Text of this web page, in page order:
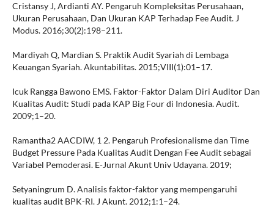
Cristansy J, Ardianti AY. Pengaruh Kompleksitas Perusahaan,
Ukuran Perusahaan, Dan Ukuran KAP Terhadap Fee Audit. J
Modus. 2016;30(2):198–211.
Mardiyah Q, Mardian S. Praktik Audit Syariah di Lembaga
Keuangan Syariah. Akuntabilitas. 2015;VIII(1):01–17.
Icuk Rangga Bawono EMS. Faktor-Faktor Dalam Diri Auditor Dan
Kualitas Audit: Studi pada KAP Big Four di Indonesia. Audit.
2009;1–20.
Ramantha2 AACDIW, 1 2. Pengaruh Profesionalisme dan Time
Budget Pressure Pada Kualitas Audit Dengan Fee Audit sebagai
Variabel Pemoderasi. E-Jurnal Akunt Univ Udayana. 2019;
Setyaningrum D. Analisis faktor-faktor yang mempengaruhi
kualitas audit BPK-RI. J Akunt. 2012;1:1–24.